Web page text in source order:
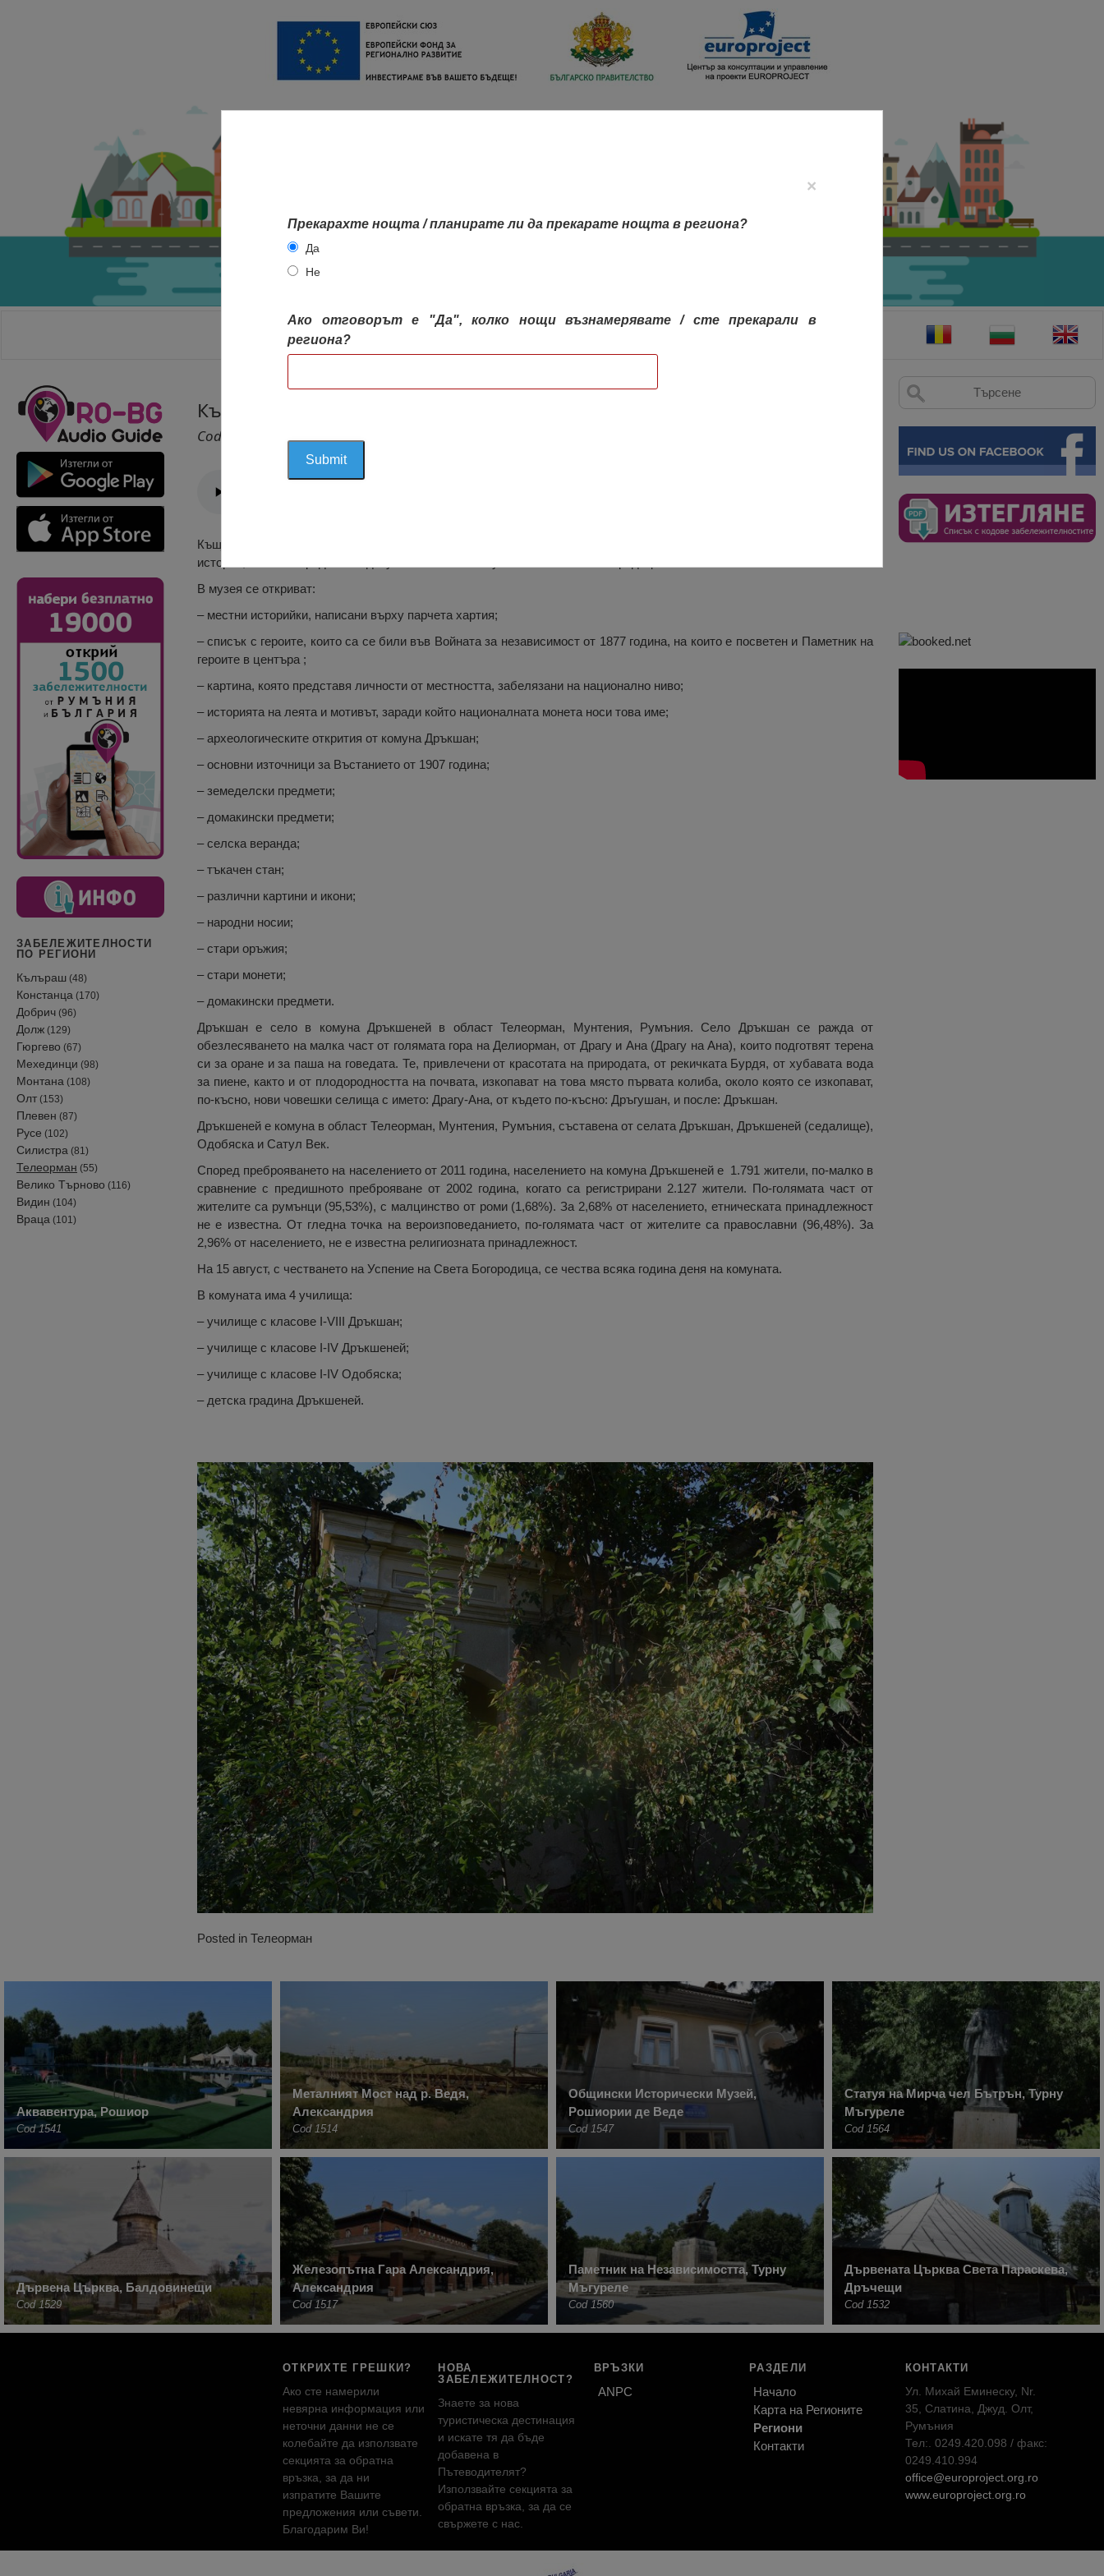
НАЧАЛО
ЗАБЕЛЕЖИТЕЛНОСТИ
ПО РЕГИОНИ
Кълъраш (48)
Констанца (170)
Добрич (96)
Долж (129)
Гюргево (67)
Мехединци (98)
Монтана (108)
Олт (153)
Плевен (87)
Русе (102)
Силистра (81)
Телеорман (55)
Велико Търново (116)
Видин (104)
Враца (101)
Къща-Музей Антон и Мария Попеску, Дръкшан
Cod 1533
Къщата-музей Антон и Мария Попеску е създадена през 1984 година. Така откритият музей има като профил местната
история, и излага предмети и документи относно обучението и местните традиции.
В музея се откриват:
– местни историйки, написани върху парчета хартия;
– списък с героите, които са се били във Войната за независимост от 1877 година, на които е посветен и Паметник на
героите в центъра ;
– картина, която представя личности от местността, забелязани на национално ниво;
– историята на леята и мотивът, заради който националната монета носи това име;
– археологическите открития от комуна Дръкшан;
– основни източници за Въстанието от 1907 година;
– земеделски предмети;
– домакински предмети;
– селска веранда;
– тъкачен стан;
– различни картини и икони;
– народни носии;
– стари оръжия;
– стари монети;
– домакински предмети.
Дръкшан е село в комуна Дръкшеней в област Телеорман, Мунтения, Румъния. Село Дръкшан се ражда от
обезлесяването на малка част от голямата гора на Делиорман, от Драгу и Ана (Драгу на Ана), които подготвят терена
си за оране и за паша на говедата. Те, привлечени от красотата на природата, от рекичката Бурдя, от хубавата вода
за пиене, както и от плодородността на почвата, изкопават на това място първата колиба, около която се изкопават,
по-късно, нови човешки селища с името: Драгу-Ана, от където по-късно: Дръгушан, и после: Дръкшан.
Дръкшеней е комуна в област Телеорман, Мунтения, Румъния, съставена от селата Дръкшан, Дръкшеней (седалище),
Одобяска и Сатул Век.
Според преброяването на населението от 2011 година, населението на комуна Дръкшеней е 1.791 жители, по-малко в
сравнение с предишното преброяване от 2002 година, когато са регистрирани 2.127 жители. По-голямата част от
жителите са румънци (95,53%), с малцинство от роми (1,68%). За 2,68% от населението, етническата принадлежност
не е известна. От гледна точка на вероизповеданието, по-голямата част от жителите са православни (96,48%). За
2,96% от населението, не е известна религиозната принадлежност.
На 15 август, с честването на Успение на Света Богородица, се чества всяка година деня на комуната.
В комуната има 4 училища:
– училище с класове I-VIII Дръкшан;
– училище с класове I-IV Дръкшеней;
– училище с класове I-IV Одобяска;
– детска градина Дръкшеней.
×
Прекарахте нощта / планирате ли да прекарате нощта в региона?
Да
Не
Ако отговорът е "Да", колко нощи възнамерявате / сте прекарали в
региона?
Posted in Телеорман
Аквавентура, Рошиор
Cod 1541
Металният Мост над р. Ведя,
Александрия
Cod 1514
Общински Исторически Музей,
Рошиории де Веде
Cod 1547
Статуя на Мирча чел Бътрън, Турну
Мъгуреле
Cod 1564
Дървена Църква, Балдовинещи
Cod 1529
Железопътна Гара Александрия,
Александрия
Cod 1517
Паметник на Независимостта, Турну
Мъгуреле
Cod 1560
Дървената Църква Света Параскева,
Дръчещи
Cod 1532
ОТКРИХТЕ ГРЕШКИ?
Ако сте намерили
невярна информация или
неточни данни не се
колебайте да използвате
секцията за обратна
връзка, за да ни
изпратите Вашите
предложения или съвети.
Благодарим Ви!
НОВА
ЗАБЕЛЕЖИТЕЛНОСТ?
Знаете за нова
туристическа дестинация
и искате тя да бъде
добавена в
Пътеводителят?
Използвайте секцията за
обратна връзка, за да се
свържете с нас.
ВРЪЗКИ
ANPC
РАЗДЕЛИ
Начало
Карта на Регионите
Региони
Контакти
КОНТАКТИ
Ул. Михай Еминеску, Nr.
35, Слатина, Джуд. Олт,
Румъния
Тел:. 0249.420.098 / факс:
0249.410.994
office@europroject.org.ro
www.europroject.org.ro